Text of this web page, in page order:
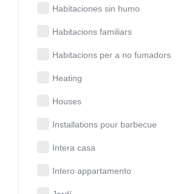
Habitaciones sin humo
Habitacions familiars
Habitacions per a no fumadors
Heating
Houses
Installations pour barbecue
Intera casa
Intero appartamento